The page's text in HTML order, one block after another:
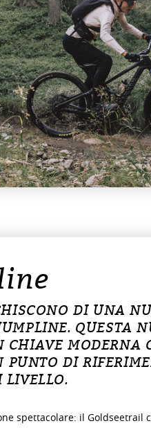
DI UNA
QUESTA
MODERNA
DI
spettacolare: il Goldseetrail